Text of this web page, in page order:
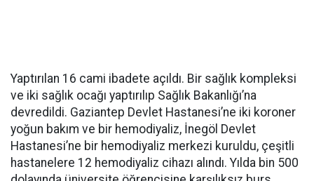
Yaptırılan 16 cami ibadete açıldı. Bir sağlık kompleksi
ve iki sağlık ocağı yaptırılıp Sağlık Bakanlığı’na
devredildi. Gaziantep Devlet Hastanesi’ne iki koroner
yoğun bakım ve bir hemodiyaliz, İnegöl Devlet
Hastanesi’ne bir hemodiyaliz merkezi kuruldu, çeşitli
hastanelere 12 hemodiyaliz cihazı alındı. Yılda bin 500